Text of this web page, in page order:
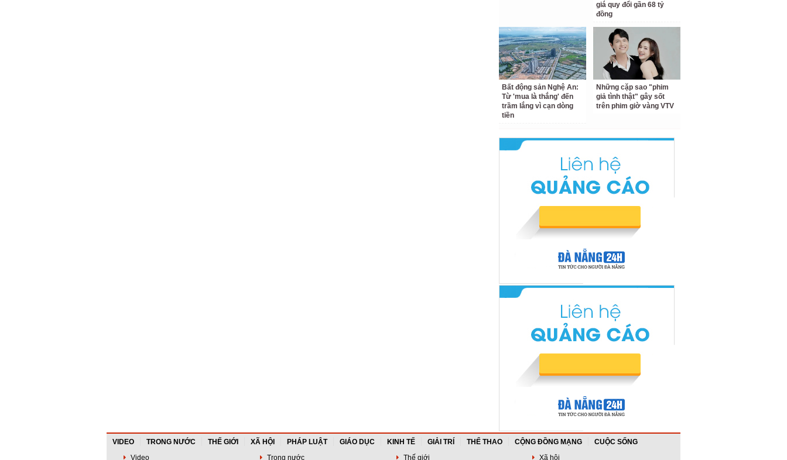
giá quy đổi gần 68 tỷ
đồng
Bất động sản Nghệ An:
Từ 'mua là thắng' đến
trầm lắng vì cạn dòng
tiền
Những cặp sao "phim
giả tình thật" gây sốt
trên phim giờ vàng VTV
VIDEO TRONG NƯỚC THẾ GIỚI XÃ HỘI PHÁP LUẬT GIÁO DỤC KINH TẾ GIẢI TRÍ THỂ THAO CỘNG ĐỒNG MẠNG
CUỘC SỐNG
Video
Trong nước Thế giới Xã hội